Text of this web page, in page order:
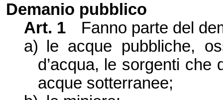
Demanio pubblico
Art. 1
Fanno parte del
a)
le acque pubbliche,
d’acqua, le sorgenti che
acque sotterranee;